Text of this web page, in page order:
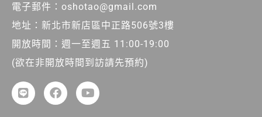
電子郵件：oshotao@gmail.com
地址：新北市新店區中正路506號3樓
開放時間：週一至週五 11:00-19:00
(欲在非開放時間到訪請先預約)